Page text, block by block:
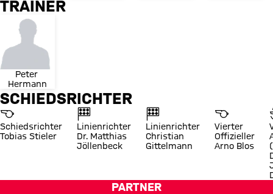
TRAINER
Peter
Hermann
SCHIEDSRICHTER
Schiedsrichter
Tobias Stieler
Linienrichter
Dr. Matthias
Jöllenbeck
Linienrichter
Christian
Gittelmann
Vierter
Offizieller
Arno Blos
PARTNER